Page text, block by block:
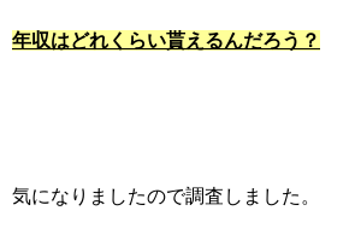
年収はどれくらい貰えるんだろう？
気になりましたので調査しました。